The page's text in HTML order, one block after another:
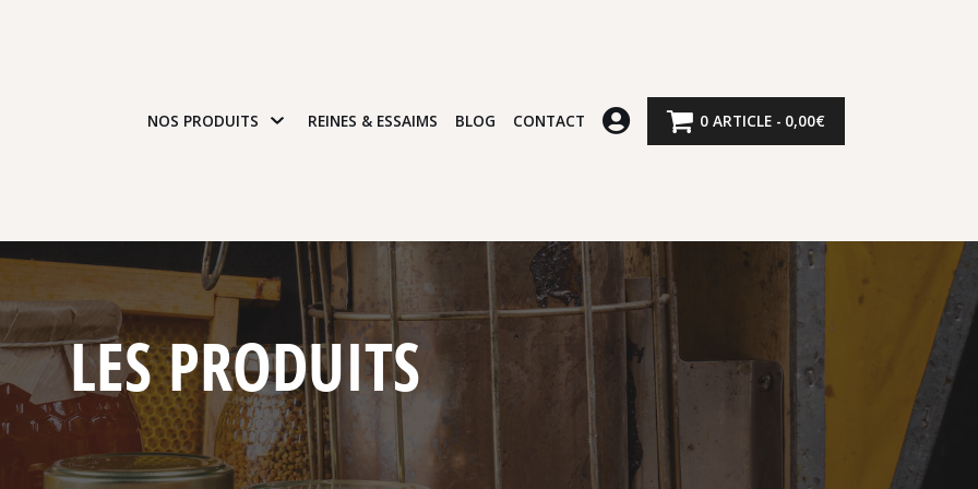
NOS PRODUITS REINES & ESSAIMS BLOG CONTACT 0 ARTICLE 0,00€
LES PRODUITS